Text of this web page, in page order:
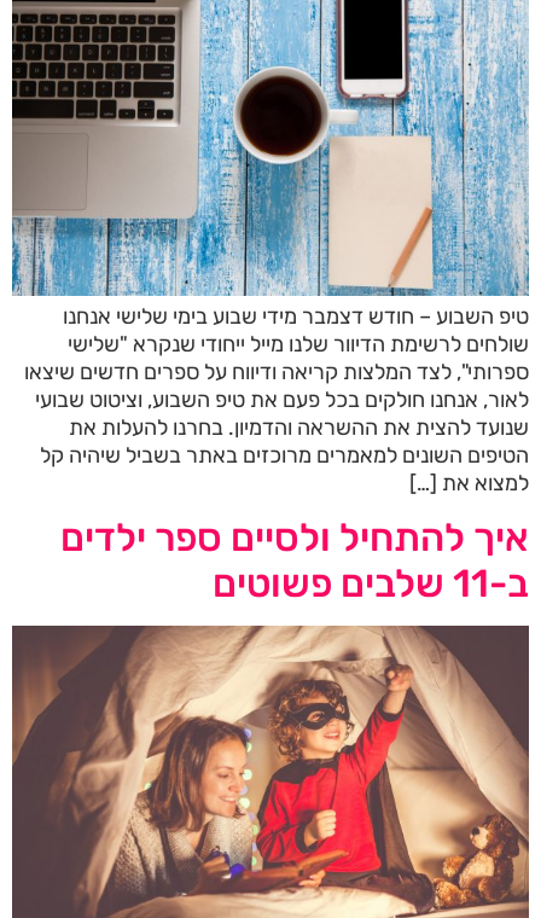
טיפ השבוע – חודש דצמבר מידי שבוע בימי שלישי אנחנו
שולחים לרשימת הדיוור שלנו מייל ייחודי שנקרא "שלישי
ספרותי", לצד המלצות קריאה ודיווח על ספרים חדשים שיצאו
לאור, אנחנו חולקים בכל פעם את טיפ השבוע, וציטוט שבועי
שנועד להצית את ההשראה והדמיון. בחרנו להעלות את
הטיפים השונים למאמרים מרוכזים באתר בשביל שיהיה קל
למצוא את […]
איך להתחיל ולסיים ספר ילדים
ב-11 שלבים פשוטים